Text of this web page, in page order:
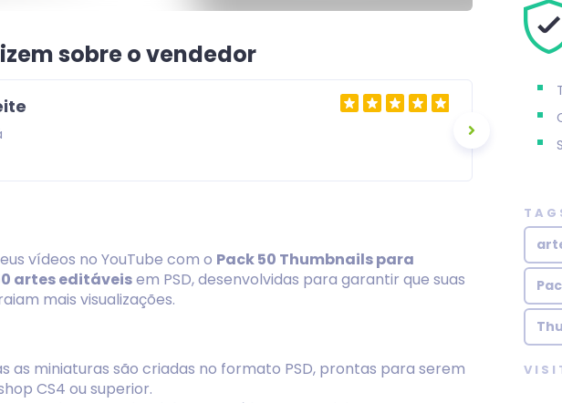
sobre o vendedor
vídeos no YouTube com o Pack 50 Thumbnails para
artes editáveisem PSD, desenvolvidas para garantir que suas
mais visualizações.
as miniaturas são criadas no formato PSD, prontas para serem
CS4 ou superior.